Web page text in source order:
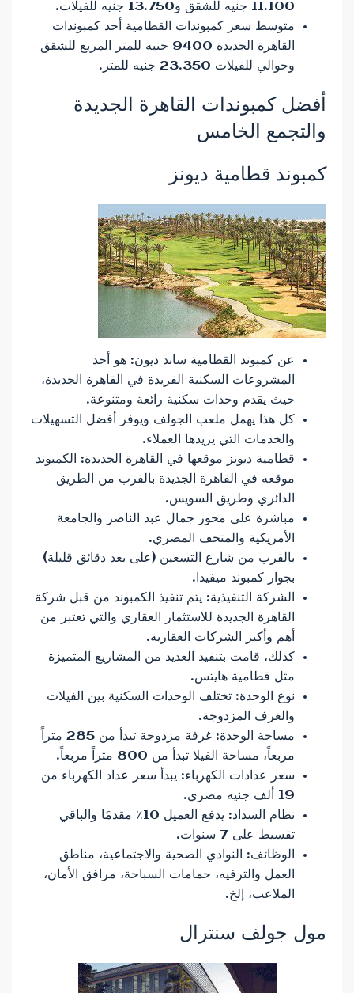
11.100 جنيه للشقق و13.750 جنيه للفيلات.
متوسط ​​سعر كمبوندات القطامية أحد كمبوندات
القاهرة الجديدة 9400 جنيه للمتر المربع للشقق
وحوالي للفيلات 23.350 جنيه للمتر.
أفضل كمبوندات القاهرة الجديدة
والتجمع الخامس
كمبوند قطامية ديونز
عن كمبوند القطامية ساند ديون: هو أحد
المشروعات السكنية الفريدة في القاهرة الجديدة،
حيث يقدم وحدات سكنية رائعة ومتنوعة.
كل هذا يهمل ملعب الجولف ويوفر أفضل التسهيلات
والخدمات التي يريدها العملاء.
قطامية ديونز موقعها في القاهرة الجديدة: الكمبوند
موقعه في القاهرة الجديدة بالقرب من الطريق
الدائري وطريق السويس.
مباشرة على محور جمال عبد الناصر والجامعة
الأمريكية والمتحف المصري.
بالقرب من شارع التسعين (على بعد دقائق قليلة)
بجوار كمبوند ميفيدا.
الشركة التنفيذية: يتم تنفيذ الكمبوند من قبل شركة
القاهرة الجديدة للاستثمار العقاري والتي تعتبر من
أهم وأكبر الشركات العقارية.
كذلك، قامت بتنفيذ العديد من المشاريع المتميزة
مثل قطامية هايتس.
نوع الوحدة: تختلف الوحدات السكنية بين الفيلات
والغرف المزدوجة.
مساحة الوحدة: غرفة مزدوجة تبدأ من 285 متراً
مربعاً، مساحة الفيلا تبدأ من 800 متراً مربعاً.
سعر عدادات الكهرباء: يبدأ سعر عداد الكهرباء من
19 ألف جنيه مصري.
نظام السداد: يدفع العميل 10٪ مقدمًا والباقي
تقسيط على 7 سنوات.
الوظائف: النوادي الصحية والاجتماعية، مناطق
العمل والترفيه، حمامات السباحة، مرافق الأمان،
الملاعب، إلخ.
مول جولف سنترال